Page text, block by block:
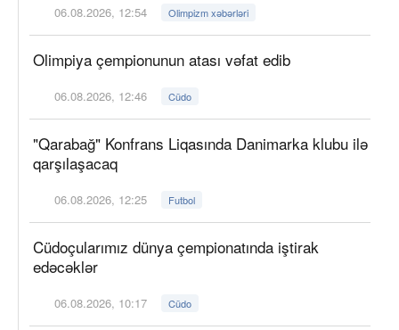
06.08.2026, 12:54 Olimpizm xəbərləri
Olimpiya çempionunun atası vəfat edib
06.08.2026, 12:46 Cüdo
"Qarabağ" Konfrans Liqasında Danimarka klubu ilə
qarşılaşacaq
06.08.2026, 12:25 Futbol
Cüdoçularımız dünya çempionatında iştirak
edəcəklər
06.08.2026, 10:17 Cüdo